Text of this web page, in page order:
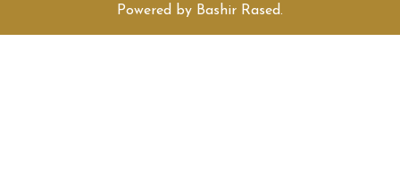
Powered by Bashir Rased.